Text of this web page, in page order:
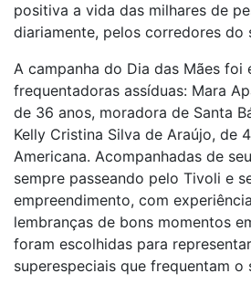
positiva a vida das milhares de
diariamente, pelos corredores do
A campanha do Dia das Mães foi
frequentadoras assíduas: Mara
de 36 anos, moradora de Santa
Kelly Cristina Silva de Araújo, de
Americana. Acompanhadas de
sempre passeando pelo Tivoli e
empreendimento, com
lembranças de bons momentos
foram escolhidas para
superespeciais que frequentam o